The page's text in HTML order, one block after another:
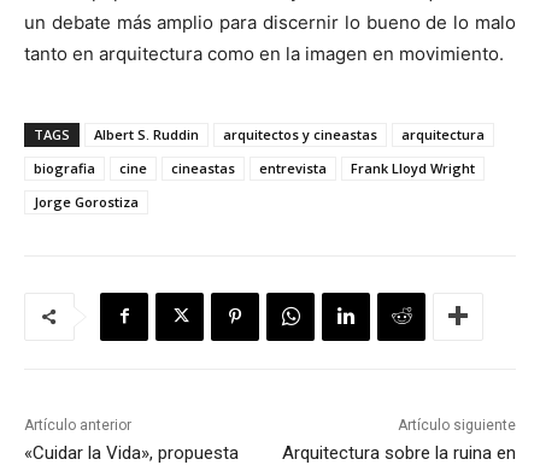
un debate más amplio para discernir lo bueno de lo malo
tanto en arquitectura como en la imagen en movimiento.
TAGS Albert S. Ruddin arquitectos y cineastas
arquitectura
biografia
cine cineastas entrevista
Frank Lloyd Wright
Jorge Gorostiza
Artículo anterior
«Cuidar la Vida», propuesta
Artículo siguiente
Arquitectura sobre la ruina en